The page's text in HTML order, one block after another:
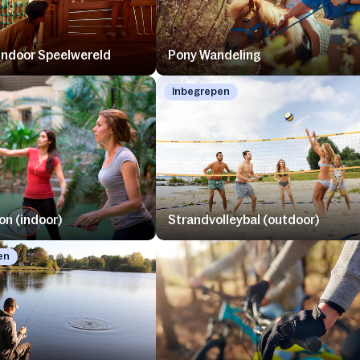
Speelwereld Pony Wandeling
(indoor)
Inbegrepen
Strandvolleybal (outdoor)